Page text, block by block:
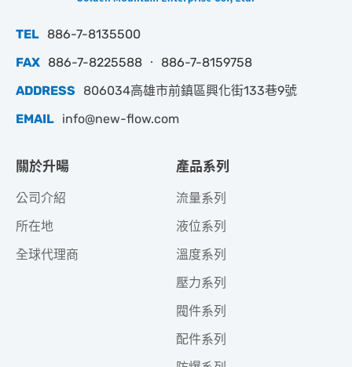
TEL 886-7-8135500
FAX 886-7-8225588 ‧ 886-7-8159758
ADDRESS
806034高雄市前鎮區興化街133巷9號
EMAIL info@new-flow.com
關於升暘
公司介紹
所在地
全球代理商
產品系列
流量系列
液位系列
溫度系列
壓力系列
閥件系列
配件系列